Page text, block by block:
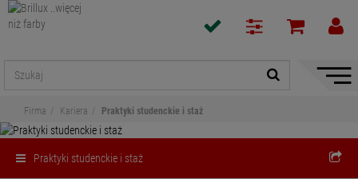
Pokaż
Firma Kariera Praktyki studenckie i staż
Praktyki studenckie i staż